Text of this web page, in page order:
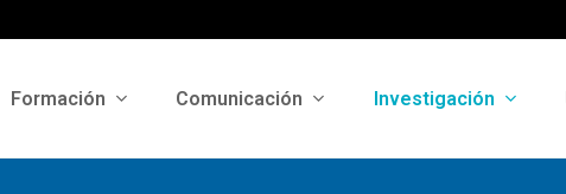
Formación Comunicación Investigación